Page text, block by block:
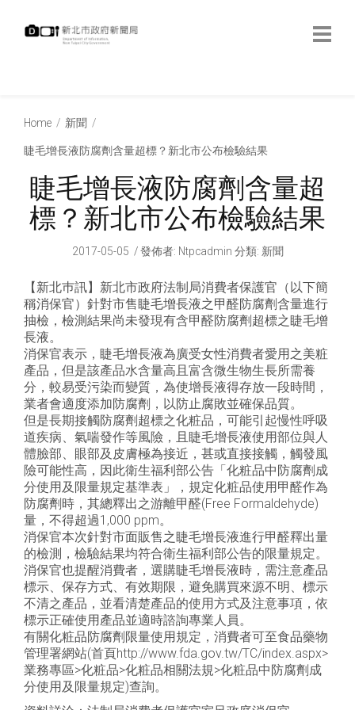
Home 新聞
睫毛增長液防腐劑含量超標？新北市公布檢驗結果
睫毛增長液防腐劑含量超
標？新北市公布檢驗結果
2017-05-05 發佈者: Ntpcadmin 分類: 新聞
【新北巿訊】新北市政府法制局消費者保護官（以下簡
稱消保官）針對市售睫毛增長液之甲醛防腐劑含量進行
抽檢，檢測結果尚未發現有含甲醛防腐劑超標之睫毛增
長液。
消保官表示，睫毛增長液為廣受女性消費者愛用之美粧
產品，但是該產品水含量高且富含微生物生長所需養
分，較易受污染而變質，為使增長液得存放一段時間，
業者會適度添加防腐劑，以防止腐敗並確保品質。
但是長期接觸防腐劑超標之化粧品，可能引起慢性呼吸
道疾病、氣喘發作等風險，且睫毛增長液使用部位與人
體臉部、眼部及皮膚極為接近，甚或直接接觸，觸發風
險可能性高，因此衛生福利部公告「化粧品中防腐劑成
分使用及限量規定基準表」，規定化粧品使用甲醛作為
防腐劑時，其總釋出之游離甲醛(Free Formaldehyde)
量，不得超過1,000 ppm。
消保官本次針對市面販售之睫毛增長液進行甲醛釋出量
的檢測，檢驗結果均符合衛生福利部公告的限量規定。
消保官也提醒消費者，選購睫毛增長液時，需注意產品
標示、保存方式、有效期限，避免購買來源不明、標示
不清之產品，並看清楚產品的使用方式及注意事項，依
標示正確使用產品並適時諮詢專業人員。
有關化粧品防腐劑限量使用規定，消費者可至食品藥物
管理署網站(首頁http://www.fda.gov.tw/TC/index.aspx>
業務專區>化粧品>化粧品相關法規>化粧品中防腐劑成
分使用及限量規定)查詢。